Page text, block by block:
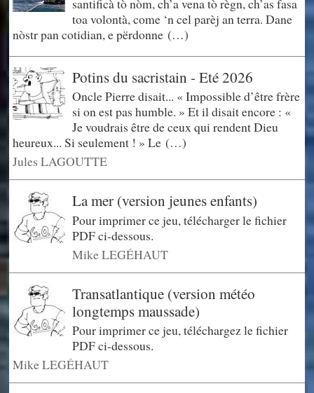
santificà tò nòm, ch’a vena tò règn, ch’as fasa
toa volontà, come ‘n cel parèj an terra. Dane
nòstr pan cotidian, e përdonne (…)
Potins du sacristain - Eté 2026
Oncle Pierre disait... « Impossible d’être frère
si on est pas humble. » Et il disait encore : «
Je voudrais être de ceux qui rendent Dieu
heureux... Si seulement ! » Le (…)
Jules LAGOUTTE
La mer (version jeunes enfants)
Pour imprimer ce jeu, télécharger le fichier
PDF ci-dessous.
Mike LEGÉHAUT
Transatlantique (version météo
longtemps maussade)
Pour imprimer ce jeu, téléchargez le fichier
PDF ci-dessous.
Mike LEGÉHAUT